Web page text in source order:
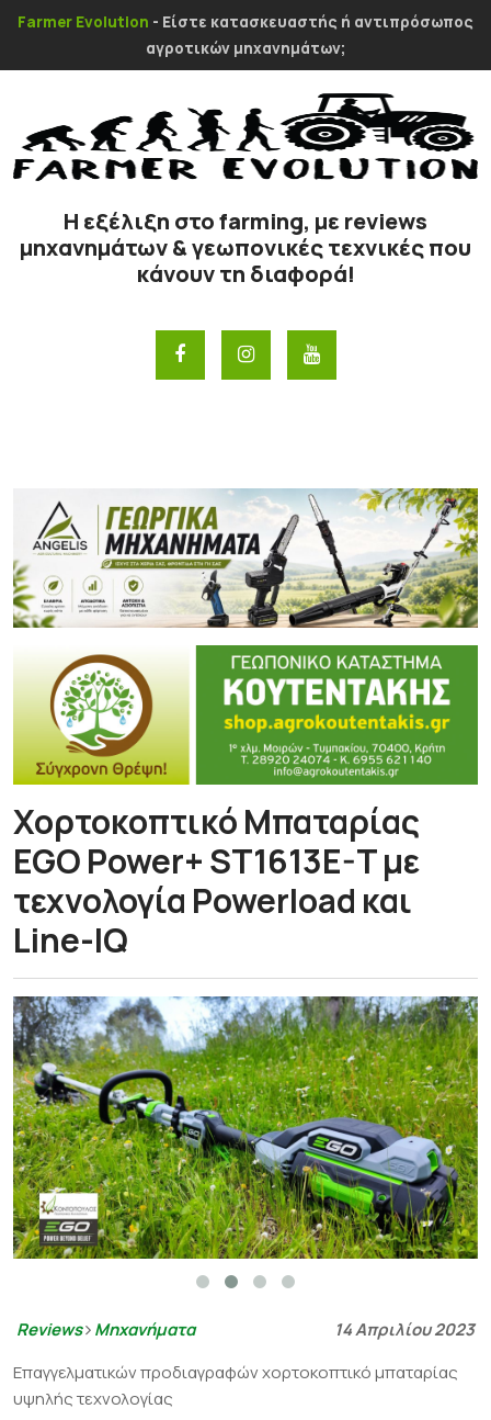
Farmer Evolution - Είστε κατασκευαστής ή αντιπρόσωπος
αγροτικών μηχανημάτων;
Η εξέλιξη στο farming, με reviews
μηχανημάτων & γεωπονικές τεχνικές που
κάνουν τη διαφορά!
Χορτοκοπτικό Μπαταρίας
EGO Power+ ST1613E-T με
τεχνολογία Powerload και
Line-IQ
Reviews Μηχανήματα
14 Απριλίου 2023
Επαγγελματικών προδιαγραφών χορτοκοπτικό μπαταρίας
υψηλής τεχνολογίας